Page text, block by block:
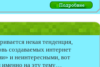
некая тенденция,
создаваемых интернет
и неинтересными, вот
именно на эту тему…